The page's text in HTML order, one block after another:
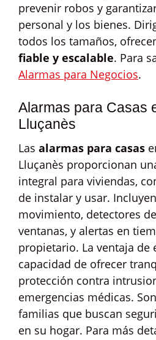
prevenir robos y
personal y los bienes.
todos los tamaños,
fiable y escalable. Para
Alarmas para Negocios.
Alarmas para Casas
Lluçanès
Las alarmas para casas
Lluçanès proporcionan
integral para viviendas,
de instalar y usar.
movimiento, detectores
ventanas, y alertas en
propietario. La ventaja de
capacidad de ofrecer
protección contra
emergencias médicas.
familias que buscan
en su hogar. Para más